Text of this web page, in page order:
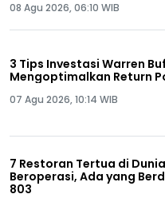
08 Agu 2026, 06:10 WIB
3 Tips Investasi Warren
Mengoptimalkan Return
07 Agu 2026, 10:14 WIB
7 Restoran Tertua di
Beroperasi, Ada yang
803